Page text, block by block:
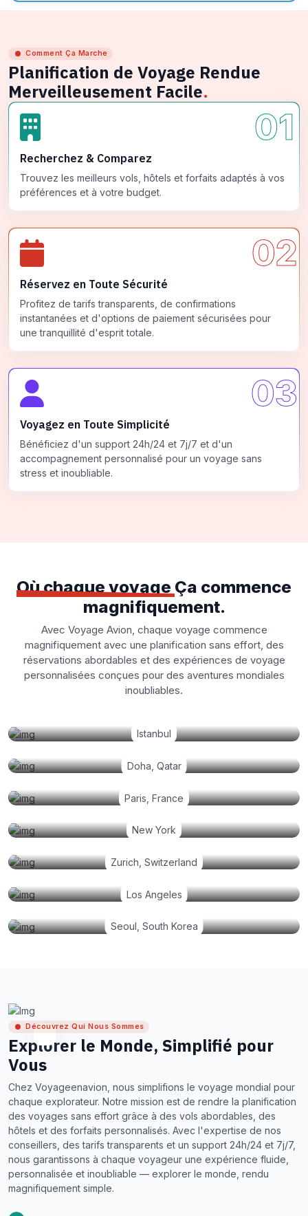
Comment Ça Marche
Planification de Voyage Rendue
Merveilleusement Facile.
01
Recherchez & Comparez
Trouvez les meilleurs vols, hôtels et forfaits adaptés à vos
préférences et à votre budget.
02
Réservez en Toute Sécurité
Profitez de tarifs transparents, de confirmations
instantanées et d'options de paiement sécurisées pour
une tranquillité d'esprit totale.
03
Voyagez en Toute Simplicité
Bénéficiez d'un support 24h/24 et 7j/7 et d'un
accompagnement personnalisé pour un voyage sans
stress et inoubliable.
Où chaque voyage Ça commence
magnifiquement.
Avec Voyage Avion, chaque voyage commence
magnifiquement avec une planification sans effort, des
réservations abordables et des expériences de voyage
personnalisées conçues pour des aventures mondiales
inoubliables.
Istanbul
Doha, Qatar
Paris, France
New York
Zurich, Switzerland
Los Angeles
Seoul, South Korea
Découvrez Qui Nous Sommes
Explorer le Monde, Simplifié pour
Vous
Chez Voyageenavion, nous simplifions le voyage mondial pour
chaque explorateur. Notre mission est de rendre la planification
des voyages sans effort grâce à des vols abordables, des
hôtels et des forfaits personnalisés. Avec l'expertise de nos
conseillers, des tarifs transparents et un support 24h/24 et 7j/7,
nous garantissons à chaque voyageur une expérience fluide,
personnalisée et inoubliable — explorer le monde, rendu
magnifiquement simple.